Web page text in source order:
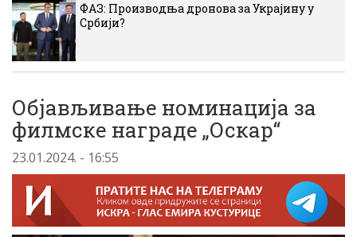
ФАЗ: Производња дронова за Украјину у
Србији?
Објављивање номинација за
филмске награде „Оскар“
23.01.2024. - 16:55